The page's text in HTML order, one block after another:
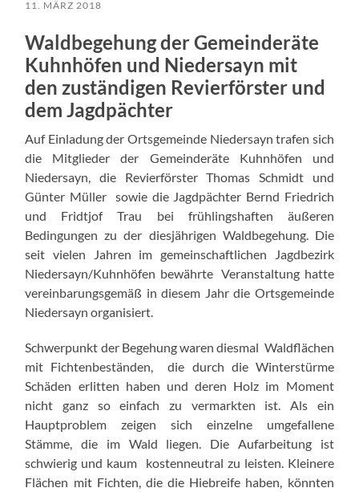
11. MÄRZ 2018
Waldbegehung der Gemeinderäte
Kuhnhöfen und Niedersayn mit
den zuständigen Revierförster und
dem Jagdpächter
Auf Einladung der Ortsgemeinde Niedersayn trafen sich
die Mitglieder der Gemeinderäte Kuhnhöfen und
Niedersayn, die Revierförster Thomas Schmidt und
Günter Müller sowie die Jagdpächter Bernd Friedrich
und Fridtjof Trau bei frühlingshaften äußeren
Bedingungen zu der diesjährigen Waldbegehung. Die
seit vielen Jahren im gemeinschaftlichen Jagdbezirk
Niedersayn/Kuhnhöfen bewährte Veranstaltung hatte
vereinbarungsgemäß in diesem Jahr die Ortsgemeinde
Niedersayn organisiert.
Schwerpunkt der Begehung waren diesmal Waldflächen
mit Fichtenbeständen, die durch die Winterstürme
Schäden erlitten haben und deren Holz im Moment
nicht ganz so einfach zu vermarkten ist. Als ein
Hauptproblem zeigen sich einzelne umgefallene
Stämme, die im Wald liegen. Die Aufarbeitung ist
schwierig und kaum kostenneutral zu leisten. Kleinere
Flächen mit Fichten, die die Hiebreife haben, könnten